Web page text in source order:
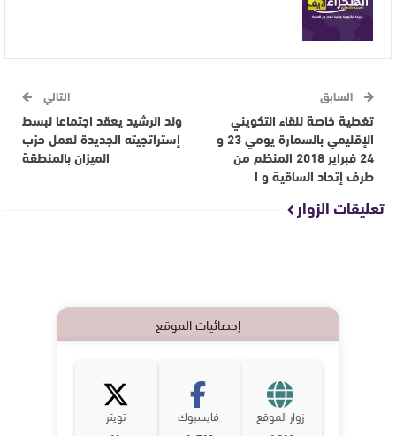
السابق
تغطية خاصة للقاء التكويني
الإقليمي بالسمارة يومي 23 و
24 فبراير 2018 المنظم من
طرف إتحاد الساقية و ا
التالي
ولد الرشيد يعقد اجتماعا لبسط
إستراتجيته الجديدة لعمل حزب
الميزان بالمنطقة
تعليقات الزوار
إحصائيات الموقع
زوار الموقع فايسبوك تويتر